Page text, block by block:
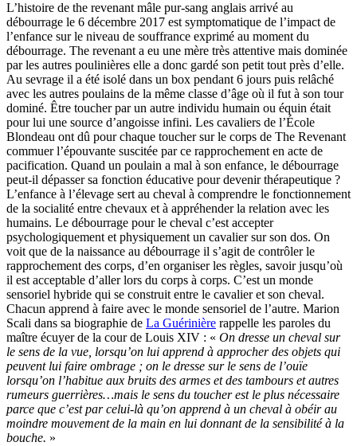
L’histoire de the revenant mâle pur-sang anglais arrivé au
débourrage le 6 décembre 2017 est symptomatique de l’impact de
l’enfance sur le niveau de souffrance exprimé au moment du
débourrage. The revenant a eu une mère très attentive mais dominée
par les autres poulinières elle a donc gardé son petit tout près d’elle.
Au sevrage il a été isolé dans un box pendant 6 jours puis relâché
avec les autres poulains de la même classe d’âge où il fut à son tour
dominé. Être toucher par un autre individu humain ou équin était
pour lui une source d’angoisse infini. Les cavaliers de l’École
Blondeau ont dû pour chaque toucher sur le corps de The Revenant
commuer l’épouvante suscitée par ce rapprochement en acte de
pacification. Quand un poulain a mal à son enfance, le débourrage
peut-il dépasser sa fonction éducative pour devenir thérapeutique ?
L’enfance à l’élevage sert au cheval à comprendre le fonctionnement
de la socialité entre chevaux et à appréhender la relation avec les
humains. Le débourrage pour le cheval c’est accepter
psychologiquement et physiquement un cavalier sur son dos. On
voit que de la naissance au débourrage il s’agit de contrôler le
rapprochement des corps, d’en organiser les règles, savoir jusqu’où
il est acceptable d’aller lors du corps à corps. C’est un monde
sensoriel hybride qui se construit entre le cavalier et son cheval.
Chacun apprend à faire avec le monde sensoriel de l’autre. Marion
Scali dans sa biographie de La Guérinière rappelle les paroles du
maître écuyer de la cour de Louis XIV : « On dresse un cheval sur
le sens de la vue, lorsqu’on lui apprend à approcher des objets qui
peuvent lui faire ombrage ; on le dresse sur le sens de l’ouïe
lorsqu’on l’habitue aux bruits des armes et des tambours et autres
rumeurs guerrières…mais le sens du toucher est le plus nécessaire
parce que c’est par celui-là qu’on apprend à un cheval à obéir au
moindre mouvement de la main en lui donnant de la sensibilité à la
bouche. »